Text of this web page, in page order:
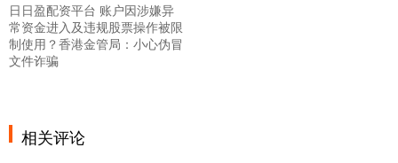
日日盈配资平台 账户因涉嫌异
常资金进入及违规股票操作被限
制使用？香港金管局：小心伪冒
文件诈骗
相关评论